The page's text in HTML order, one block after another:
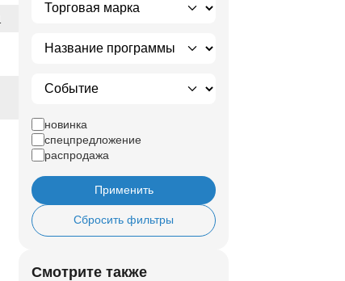
новинка
спецпредложение
распродажа
Применить
Сбросить фильтры
Смотрите также